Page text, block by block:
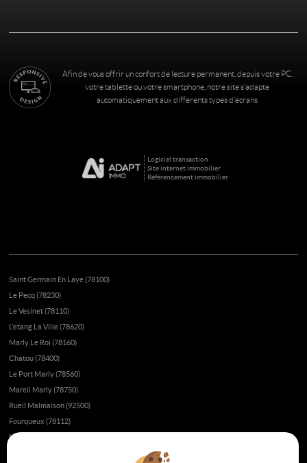
Afin de vous offrir un confort de lecture permanent, depuis votre PC,
votre tablette ou votre smartphone, notre site s’adapte
automatiquement aux différents types d'écrans
Logiciel transaction
Site internet immobilier
Référencement immobilier
Saint Germain En Laye (78100)
Le Pecq (78230)
Le Vesinet (78110)
L'etang La Ville (78620)
Marly Le Roi (78160)
Chatou (78400)
Le Port Marly (78560)
Mareil Marly (78750)
Rueil Malmaison (92500)
Fourqueux (78112)
Montesson (78360)